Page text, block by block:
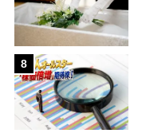
8